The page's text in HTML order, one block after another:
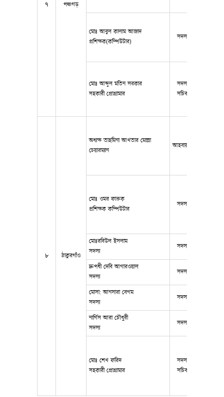
৭ পঞ্চগড়
মোঃ আবুল কালাম আজাদ
প্রশিক্ষক(কম্পিউটার)
সদস্য
মোঃ আব্দুল মতিন সরকার
সহকারী প্রোগ্রামার
সদস্য
সচিব
৮ ঠাকুরগাঁও
অধ্যক্ষ তাহমিনা আখতার মোল্লা
চেয়ারম্যান
আহবায়ক
মোঃ ওমর ফারুক
প্রশিক্ষক কম্পিউটার
সদস্য
মোঃরবিউল ইসলাম
সদস্য
সদস্য
দ্রুপধী দেবি আগারওয়াল
সদস্য
সদস্য
মোসা: আনসারা বেগম
সদস্য
সদস্য
নার্গিস আরা চৌধুরী
সদস্য
সদস্য
মোঃ শেখ ফরিদ
সহকারী প্রোগ্রামার
সদস্য
সচিব